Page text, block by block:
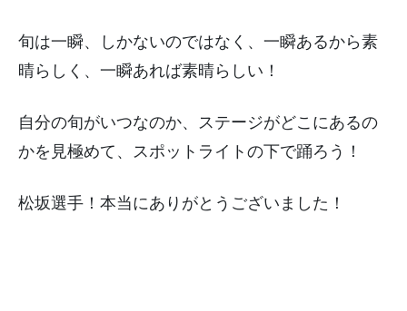
旬は一瞬、しかないのではなく、一瞬あるから素
晴らしく、一瞬あれば素晴らしい！
自分の旬がいつなのか、ステージがどこにあるの
かを見極めて、スポットライトの下で踊ろう！
松坂選手！本当にありがとうございました！